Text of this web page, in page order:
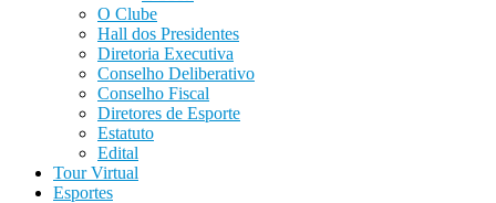
O Clube
Hall dos Presidentes
Diretoria Executiva
Conselho Deliberativo
Conselho Fiscal
Diretores de Esporte
Estatuto
Edital
Tour Virtual
Esportes